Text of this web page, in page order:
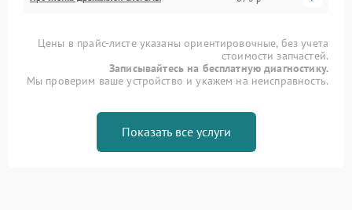
Цены в прайс-листе указаны ориентировочные, без учета
стоимости запчастей.
Записывайтесь на бесплатную диагностику.
Мы проверим ваше устройство и укажем на неисправность.
Показать все услуги